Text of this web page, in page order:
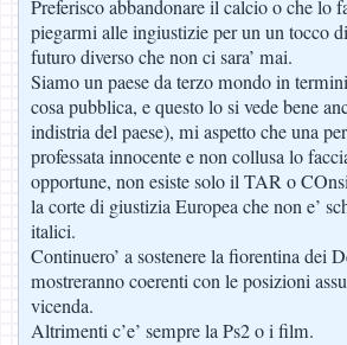
Preferisco abbandonare il calcio o che lo
piegarmi alle ingiustizie per un un tocco
futuro diverso che non ci sara’ mai.
Siamo un paese da terzo mondo in
cosa pubblica, e questo lo si vede bene
indistria del paese), mi aspetto che una
professata innocente e non collusa lo
opportune, non esiste solo il TAR o
la corte di giustizia Europea che non e’
italici.
Continuero’ a sostenere la fiorentina dei
mostreranno coerenti con le posizioni
vicenda.
Altrimenti c’e’ sempre la Ps2 o i film.